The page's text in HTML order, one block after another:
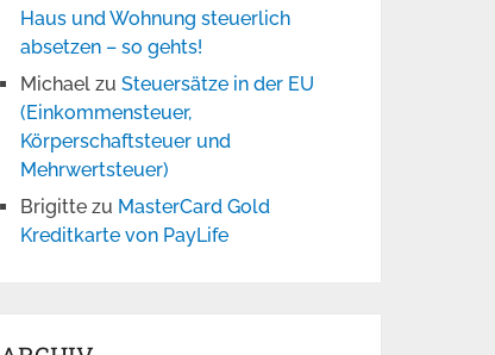
Haus und Wohnung steuerlich
absetzen – so gehts!
Michael zuSteuersätze in der EU
(Einkommensteuer,
Körperschaftsteuer und
Mehrwertsteuer)
Brigitte zu MasterCard Gold
Kreditkarte von PayLife